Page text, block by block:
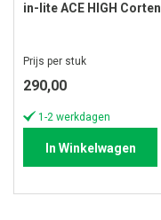
in-lite ACE HIGH Corten
Prijs per stuk
290,00
1-2 werkdagen
In Winkelwagen